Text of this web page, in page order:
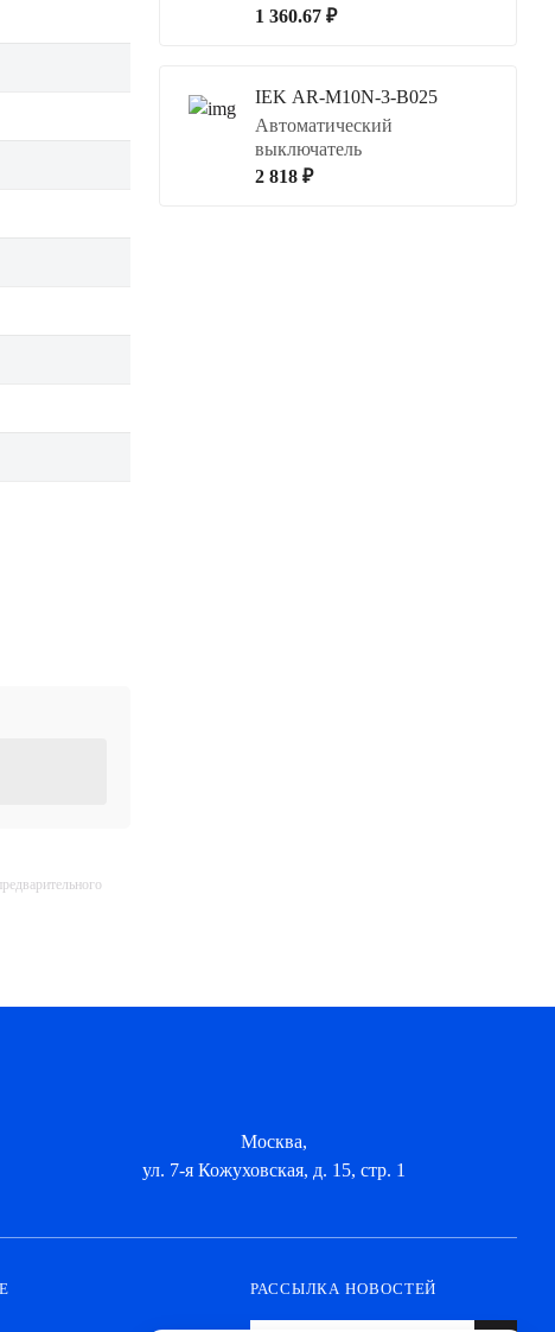
1 360.67 ₽
IEK AR-M10N-3-B025
Автоматический
выключатель
2 818 ₽
Москва,
ул. 7-я Кожуховская, д. 15, стр. 1
РАССЫЛКА НОВОСТЕЙ